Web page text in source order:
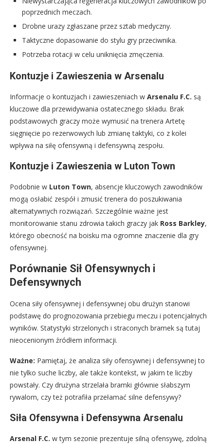
poprzednich meczach.
Drobne urazy zgłaszane przez sztab medyczny.
Taktyczne dopasowanie do stylu gry przeciwnika.
Potrzeba rotacji w celu uniknięcia zmęczenia.
Kontuzje i Zawieszenia w Arsenalu
Informacje o kontuzjach i zawieszeniach w Arsenalu F.C. są
kluczowe dla przewidywania ostatecznego składu. Brak
podstawowych graczy może wymusić na trenera Artetę
sięgnięcie po rezerwowych lub zmianę taktyki, co z kolei
wpływa na siłę ofensywną i defensywną zespołu.
Kontuzje i Zawieszenia w Luton Town
Podobnie w Luton Town, absencje kluczowych zawodników
mogą osłabić zespół i zmusić trenera do poszukiwania
alternatywnych rozwiązań. Szczególnie ważne jest
monitorowanie stanu zdrowia takich graczy jak Ross Barkley,
którego obecność na boisku ma ogromne znaczenie dla gry
ofensywnej.
Porównanie Sił Ofensywnych i
Defensywnych
Ocena siły ofensywnej i defensywnej obu drużyn stanowi
podstawę do prognozowania przebiegu meczu i potencjalnych
wyników. Statystyki strzelonych i straconych bramek są tutaj
nieocenionym źródłem informacji.
Ważne: Pamiętaj, że analiza siły ofensywnej i defensywnej to
nie tylko suche liczby, ale także kontekst, w jakim te liczby
powstały. Czy drużyna strzelała bramki głównie słabszym
rywalom, czy też potrafiła przełamać silne defensywy?
Siła Ofensywna i Defensywna Arsenalu
Arsenal F.C. w tym sezonie prezentuje silną ofensywę, zdolną